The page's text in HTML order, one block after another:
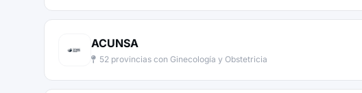
ACUNSA
52 provincias con Ginecología y Obstetricia